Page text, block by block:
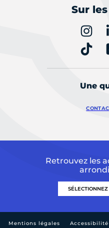
Sur
Une
Retrouvez les
Mentions légales Accessibilité